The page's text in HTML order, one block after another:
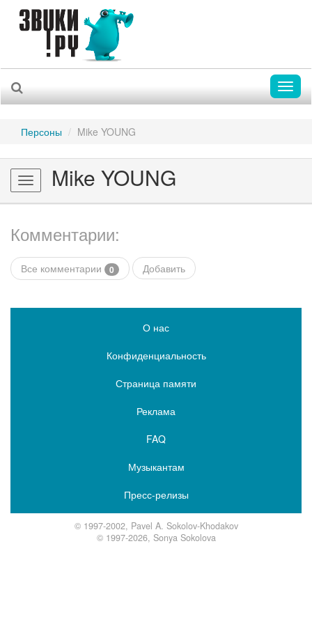
Персоны Mike YOUNG
Toggle
navigation
Mike YOUNG
Комментарии:
Все комментарии 0 Добавить
О нас
Конфиденциальность
Страница памяти
Реклама
FAQ
Музыкантам
Пресс-релизы
© 1997-2002, Pavel A. Sokolov-Khodakov
© 1997-2026, Sonya Sokolova